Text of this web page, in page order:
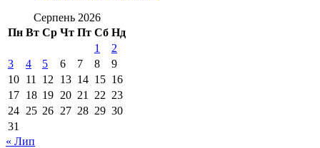
Серпень 2026
Пн Вт Ср Чт Пт Сб Нд
1
2
3
4 5 6 7 8
9
10 11 12 13 14 15 16
17 18 19 20 21 22 23
24 25 26 27 28 29 30
31
« Лип